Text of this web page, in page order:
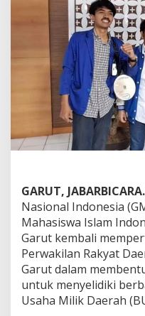
I
G
a
r
u
t
D
e
s
a
k
D
S
e
e
r
a
B
e
n
GARUT,
Nasional Indonesia
Mahasiswa Islam
Garut kembali
Perwakilan Rakyat
Garut dalam
untuk menyelidiki
Usaha Milik Daerah